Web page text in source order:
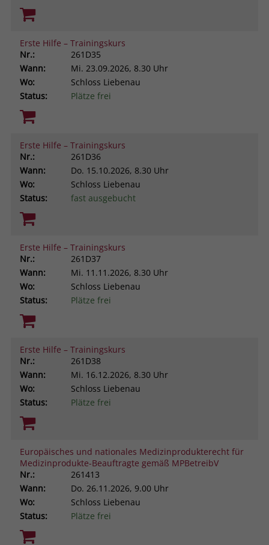
Erste Hilfe – Trainingskurs
Nr.:
261D35
Wann:
Mi. 23.09.2026, 8.30 Uhr
Wo:
Schloss Liebenau
Status:
Plätze frei
Erste Hilfe – Trainingskurs
Nr.:
261D36
Wann:
Do. 15.10.2026, 8.30 Uhr
Wo:
Schloss Liebenau
Status:
fast ausgebucht
Erste Hilfe – Trainingskurs
Nr.:
261D37
Wann:
Mi. 11.11.2026, 8.30 Uhr
Wo:
Schloss Liebenau
Status:
Plätze frei
Erste Hilfe – Trainingskurs
Nr.:
261D38
Wann:
Mi. 16.12.2026, 8.30 Uhr
Wo:
Schloss Liebenau
Status:
Plätze frei
Europäisches und nationales Medizinprodukterecht für
Medizinprodukte-Beauftragte gemäß MPBetreibV
Nr.:
261413
Wann:
Do. 26.11.2026, 9.00 Uhr
Wo:
Schloss Liebenau
Status:
Plätze frei